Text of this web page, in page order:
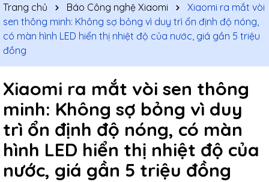
Trang chủ Báo Công nghệ Xiaomi
Xiaomi ra mắt vòi
sen thông minh: Không sợ bỏng vì duy trì ổn định độ nóng,
có màn hình LED hiển thị nhiệt độ của nước, giá gần 5 triệu
đồng
Xiaomi ra mắt vòi sen thông
minh: Không sợ bỏng vì duy
trì ổn định độ nóng, có màn
hình LED hiển thị nhiệt độ của
nước, giá gần 5 triệu đồng